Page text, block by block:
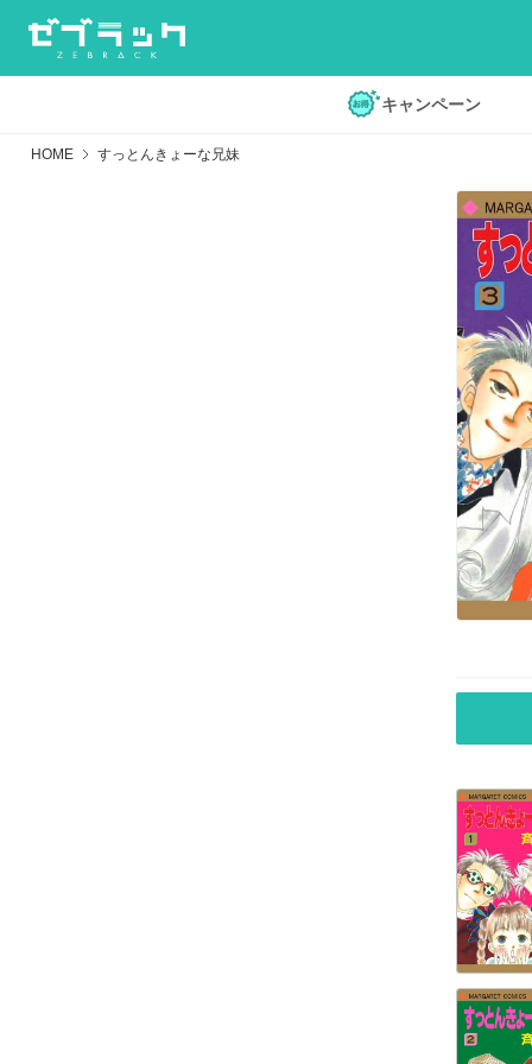
キャンペーン
HOME すっとんきょーな兄妹